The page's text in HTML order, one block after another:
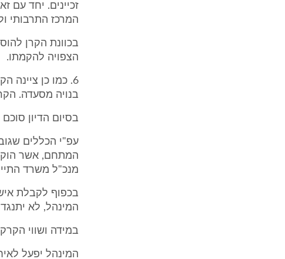
זכיינים. יחד עם
המרכז התרבותי
בכוונת הקרן
הצפויה להקמתו.
בנויה מסעדה.
בסיום הדיון
עפ"י הכללים
המתחם, אשר
מנכ"ל משרד
בכפוף לקבלת
המינהל, לא יתנגד
במידה ושווי
המינהל יפעל